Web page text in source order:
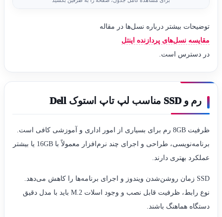
توضیحات بیشتر درباره نسل‌ها در مقاله
مقایسه نسل‌های پردازنده اینتل
در دسترس است.
رم و SSD مناسب لپ تاپ استوک Dell
ظرفیت 8GB رم برای بسیاری از امور اداری و آموزشی کافی است.
برنامه‌نویسی، طراحی و اجرای چند نرم‌افزار معمولاً با 16GB یا بیشتر
عملکرد بهتری دارند.
SSD زمان روشن‌شدن ویندوز و اجرای برنامه‌ها را کاهش می‌دهد.
نوع رابط، ظرفیت قابل نصب و وجود اسلات M.2 باید با مدل دقیق
دستگاه هماهنگ باشند.